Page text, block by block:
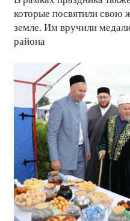
которые посвятили свою
земле. Им вручили
района